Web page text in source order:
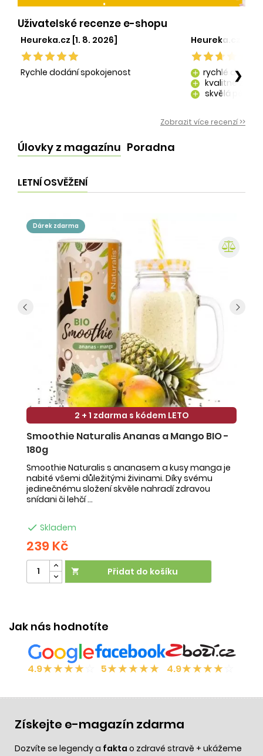
Uživatelské recenze e-shopu
Heureka.cz [1. 8. 2026]
Rychle dodání spokojenost
Heureka.cz [29.
add rychlé dodání
add kvalitně
add skvělá péče o
❯
Zobrazit více recenzí >>
Úlovky z magazínu Poradna
LETNÍ OSVĚŽENÍ
dárek zdarma
2 + 1 zdarma s kódem LETO
Smoothie Naturalis Ananas a Mango BIO -
180g
Smoothie Naturalis s ananasem a kusy manga je
nabité všemi důležitými živinami. Díky svému
jedinečnému složení skvěle nahradí zdravou
snídani či lehčí ...
 Skladem
239 Kč
 Přidat do košíku
Jak nás hodnotíte
4.9★★★★ 5★★★★★ 4.9★★★★
Získejte e-magazín zdarma
Dozvíte se legendy a fakta o zdravé stravě + ukážeme